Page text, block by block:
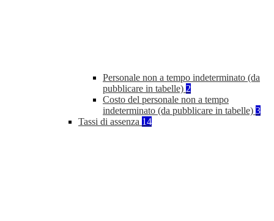
Personale non a tempo indeterminato (da
pubblicare in tabelle) 2
Costo del personale non a tempo
indeterminato (da pubblicare in tabelle) 3
Tassi di assenza 14